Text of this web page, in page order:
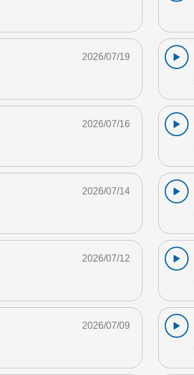
2026/07/19
2026/07/16
2026/07/14
2026/07/12
2026/07/09